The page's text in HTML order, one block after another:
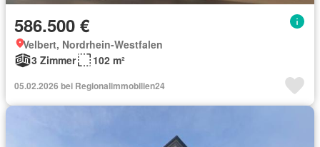
586.500 €
Velbert, Nordrhein-Westfalen
3 Zimmer
102 m²
05.02.2026 bei Regionalimmobilien24